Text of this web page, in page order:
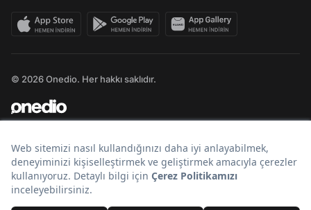
© 2026 Onedio. Her hakkı saklıdır.
Bir markasıdır.